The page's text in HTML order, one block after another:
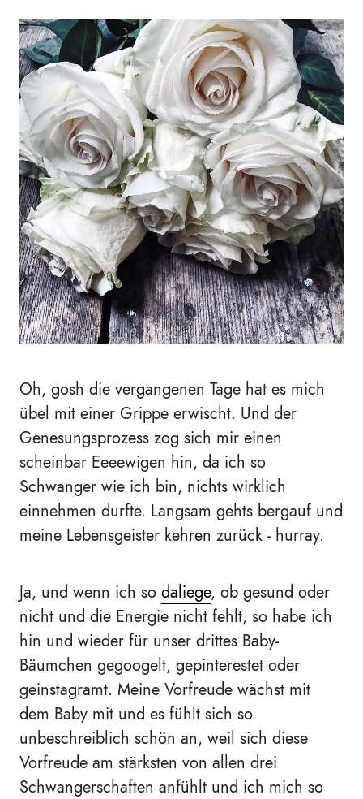
Oh, gosh die vergangenen Tage hat es mich
übel mit einer Grippe erwischt. Und der
Genesungsprozess zog sich mir einen
scheinbar Eeeewigen hin, da ich so
Schwanger wie ich bin, nichts wirklich
einnehmen durfte. Langsam gehts bergauf und
meine Lebensgeister kehren zurück - hurray.
Ja, und wenn ich so daliege, ob gesund oder
nicht und die Energie nicht fehlt, so habe ich
hin und wieder für unser drittes Baby-
Bäumchen gegoogelt, gepinterestet oder
geinstagramt. Meine Vorfreude wächst mit
dem Baby mit und es fühlt sich so
unbeschreiblich schön an, weil sich diese
Vorfreude am stärksten von allen drei
Schwangerschaften anfühlt und ich mich so